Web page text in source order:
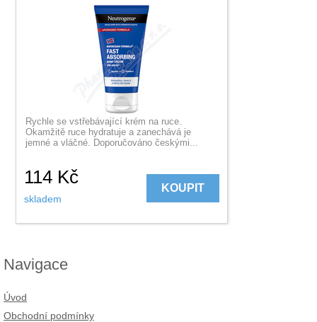
Rychle se vstřebávající krém na ruce.
Okamžitě ruce hydratuje a zanechává je
jemné a vláčné. Doporučováno českými...
114 Kč
skladem
KOUPIT
Navigace
Úvod
Obchodní podmínky